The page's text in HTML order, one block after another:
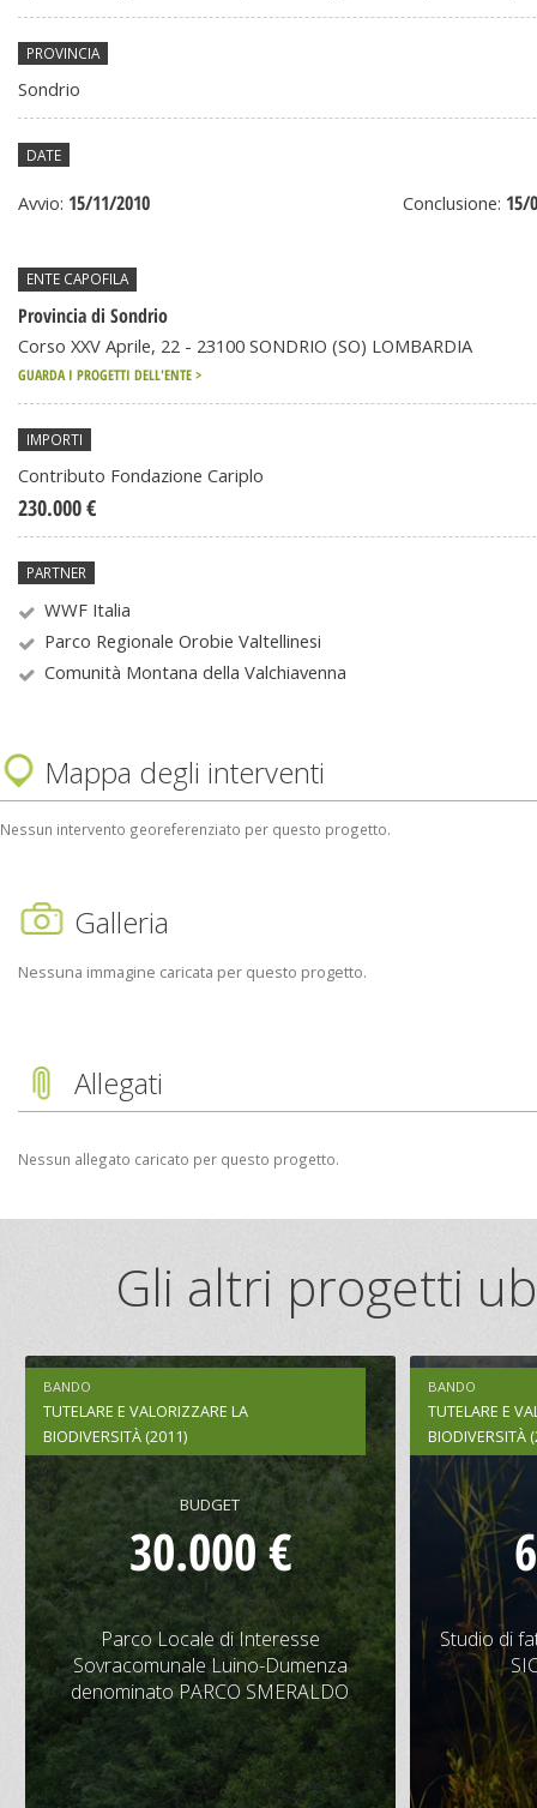
PROVINCIA
Sondrio
DATE
Avvio: 15/11/2010 Conclusione: 15/
ENTE CAPOFILA
Provincia di Sondrio
Corso XXV Aprile, 22 - 23100 SONDRIO (SO) LOMBARDIA
GUARDA I PROGETTI DELL'ENTE >
IMPORTI
Contributo Fondazione Cariplo
230.000 €
PARTNER
WWF Italia
Parco Regionale Orobie Valtellinesi
Comunità Montana della Valchiavenna
Mappa degli interventi
Nessun intervento georeferenziato per questo progetto.
Galleria
Nessuna immagine caricata per questo progetto.
Allegati
Nessun allegato caricato per questo progetto.
Gli altri progetti
BANDO
TUTELARE E VALORIZZARE LA
BIODIVERSITÀ (2011)
BUDGET
30.000 €
Parco Locale di Interesse
Sovracomunale Luino-Dumenza
denominato PARCO SMERALDO
Parco Locale di Interesse
Sovracomunale Luino-Dumenza
denominato PARCO SMERALDO
BUDGET
30.000 €
CONTRIBUTO
14.000 €
BANDO
TUTELARE E
BIODIVERSITÀ
Studio di
Studio
36.000